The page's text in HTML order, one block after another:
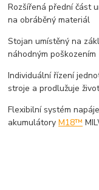
Rozšířená přední část
na obráběný materiál
Stojan umístěný na
náhodným poškozením
Individuální řízení
stroje a prodlužuje
Flexibilní systém
akumulátoryM18™